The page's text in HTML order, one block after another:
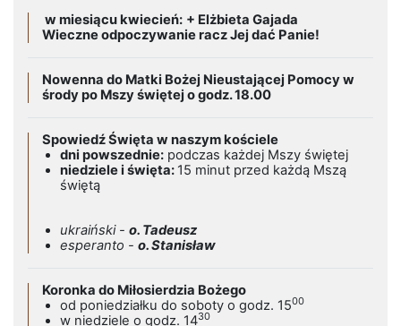
w miesiącu kwiecień: + Elżbieta Gajada
Wieczne odpoczywanie racz Jej dać Panie!
Nowenna do Matki Bożej Nieustającej Pomocy w
środy po Mszy świętej o godz. 18.00
Spowiedź Święta w naszym kościele
dni powszednie: podczas każdej Mszy świętej
niedziele i święta: 15 minut przed każdą Mszą
świętą
ukraiński - o. Tadeusz
esperanto - o. Stanisław
Koronka do Miłosierdzia Bożego
od poniedziałku do soboty o godz. 1500
w niedziele o godz. 1430